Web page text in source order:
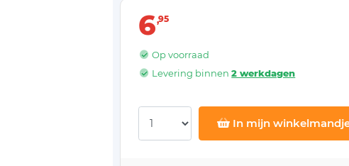
6 95
Op voorraad
Levering binnen2 werkdagen
In mijn